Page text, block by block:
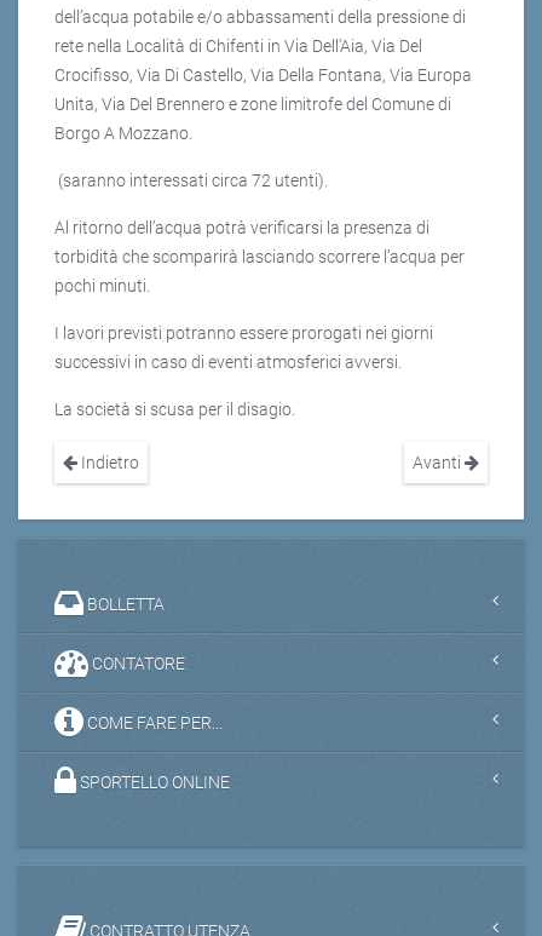
dell’acqua potabile e/o abbassamenti della pressione di
rete nella Località di Chifenti in Via Dell'Aia, Via Del
Crocifisso, Via Di Castello, Via Della Fontana, Via Europa
Unita, Via Del Brennero e zone limitrofe del Comune di
Borgo A Mozzano.
(saranno interessati circa 72 utenti).
Al ritorno dell’acqua potrà verificarsi la presenza di
torbidità che scomparirà lasciando scorrere l’acqua per
pochi minuti.
I lavori previsti potranno essere prorogati nei giorni
successivi in caso di eventi atmosferici avversi.
La società si scusa per il disagio.
Indietro Avanti
BOLLETTA
CONTATORE
COME FARE PER...
SPORTELLO ONLINE
CONTRATTO UTENZA